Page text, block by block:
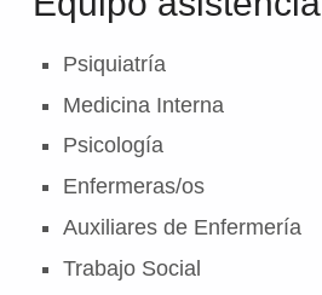
Psiquiatría
Medicina Interna
Psicología
Enfermeras/os
Auxiliares de Enfermería
Trabajo Social